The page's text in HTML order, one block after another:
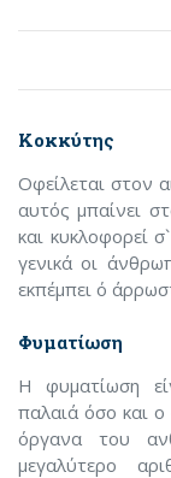
Κοκκύτης
Οφείλεται στον
αυτός μπαίνει
και κυκλοφορεί
γενικά οι
εκπέμπει ό
Φυματίωση
Η φυματίωση
παλαιά όσο και
όργανα του
μεγαλύτερο